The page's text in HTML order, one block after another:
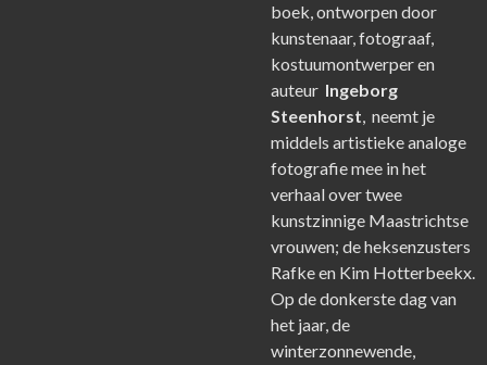
boek, ontworpen door
kunstenaar, fotograaf,
kostuumontwerper en
auteur Ingeborg
Steenhorst, neemt je
middels artistieke analoge
fotografie mee in het
verhaal over twee
kunstzinnige Maastrichtse
vrouwen; de heksenzusters
Rafke en Kim Hotterbeekx.
Op de donkerste dag van
het jaar, de
winterzonnewende,